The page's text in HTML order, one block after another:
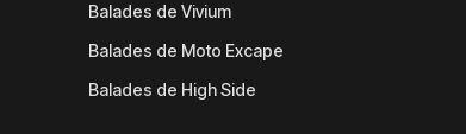
Balades de Vivium
Balades de Moto Excape
Balades de High Side